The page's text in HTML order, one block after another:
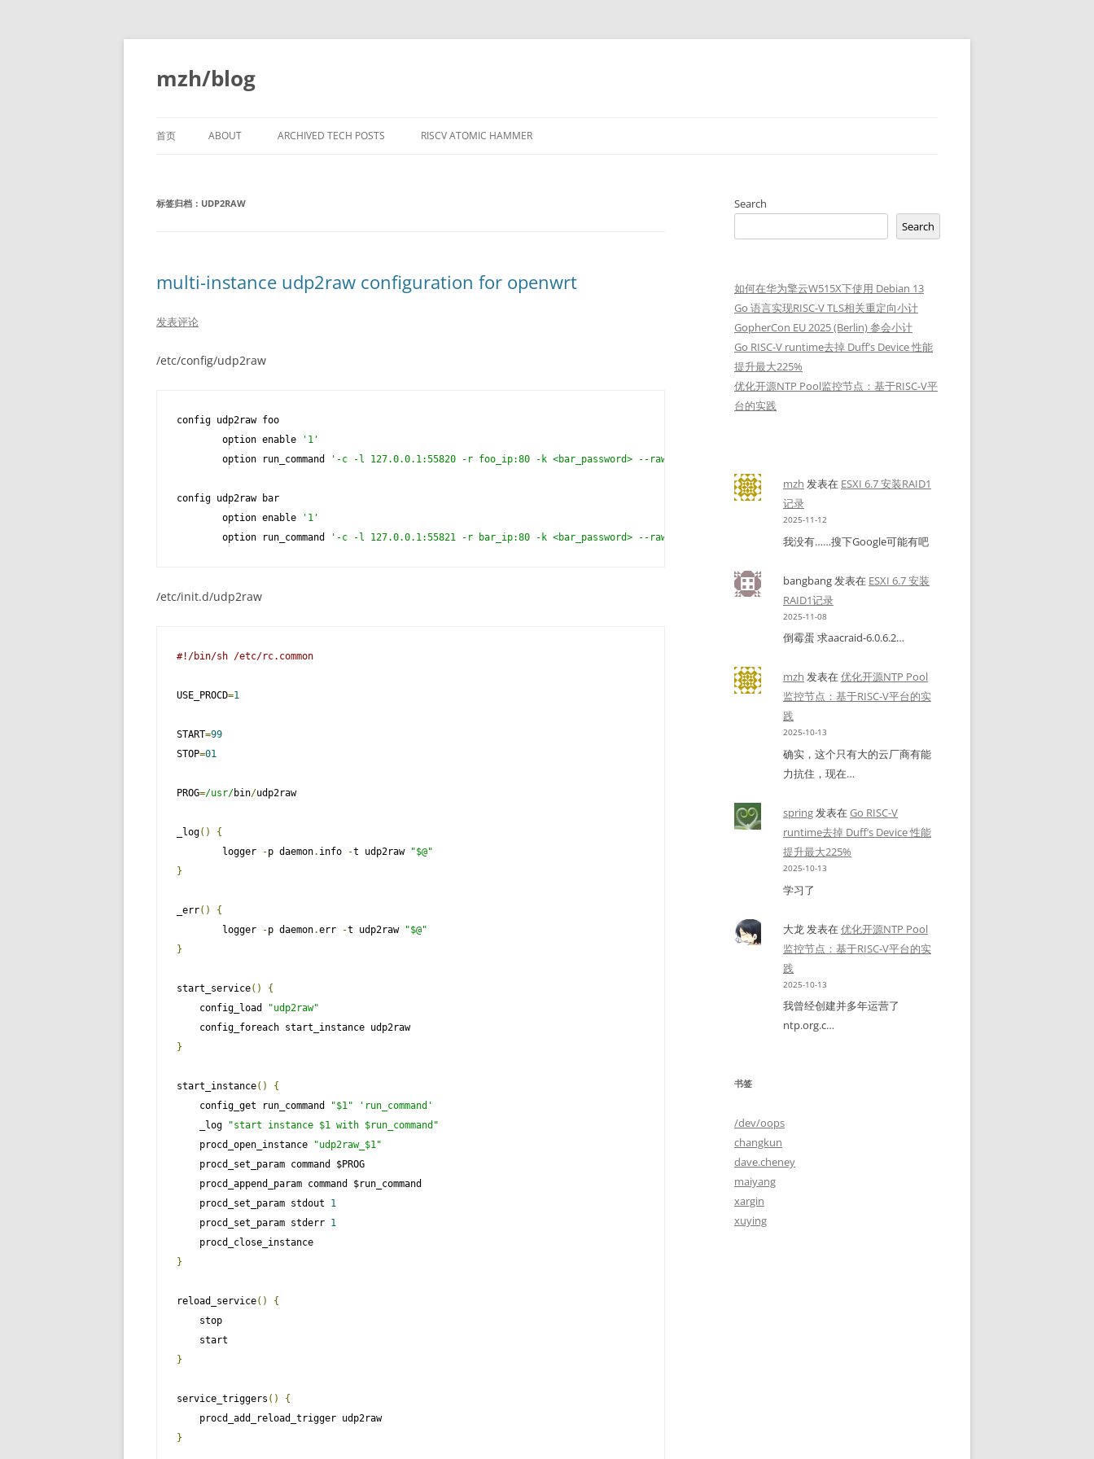
跳
文
mzh/blog
首页 ABOUT ARCHIVED TECH POSTS
LINKERS PART 3
RISCV ATOMIC HAMMER
标签归档： UDP2RAW
multi-instance udp2raw configuration for openwrt
发表评论
/etc/config/udp2raw
config udp2raw foo
        option enable
'1'
        option run_command
'-c -l 127.0.0.1:55820 -r foo_ip:80 -k <bar_password> --raw-mode faketcp -a'
config udp2raw bar
        option enable
'1'
        option run_command
'-c -l 127.0.0.1:55821 -r bar_ip:80 -k <bar_password> --raw-mode faketcp -a'
/etc/init.d/udp2raw
#!/bin/sh /etc/rc.common
USE_PROCD=1
START=99
STOP=01
PROG=/usr/bin/udp2raw
_log()
{
        logger
-p daemon. info -t udp2raw "$@"
}
_err()
{
        logger
-p daemon.err -t udp2raw "$@"
}
start_service()
{
    config_load
"udp2raw"
}
start_instance()
{
    config_get run_command
"$1"
'run_command'
    _log
"start instance $1 with $run_command"
    procd_open_instance
"udp2raw_$1"
    procd_set_param command $PROG
    procd_append_param command $run_command
    procd_set_param stdout
1
    procd_set_param stderr
1
}
reload_service()
{
    stop
}
service_triggers ()
{
}
Search
Search
如何在华为擎云W515X下使用 Debian 13
Go 语言实现RISC-V TLS相关重定向小计
GopherCon EU 2025 (Berlin) 参会小计
Go RISC-V runtime去掉 Duff’s Device 性能
提升最大225%
优化开源NTP Pool监控节点：基于RISC-V平
台的实践
mzh 发表在 ESXI 6.7 安装RAID1
记录
2025-11-12
我没有……搜下Google可能有吧
bangbang发表在 ESXI 6.7 安装
RAID1记录
2025-11-08
倒霉蛋 求aacraid-6.0.6.2…
mzh 发表在优化开源NTP Pool
监控节点：基于RISC-V平台的实
践
2025-10-13
确实，这个只有大的云厂商有能
力抗住，现在…
spring发表在Go RISC-V
runtime去掉 Duff’s Device 性能
提升最大225%
2025-10-13
学习了
大龙发表在优化开源NTP Pool
监控节点：基于RISC-V平台的实
践
2025-10-13
我曾经创建并多年运营了
ntp.org.c…
书签
/dev/oops
changkun
dave.cheney
maiyang
xargin
xuying